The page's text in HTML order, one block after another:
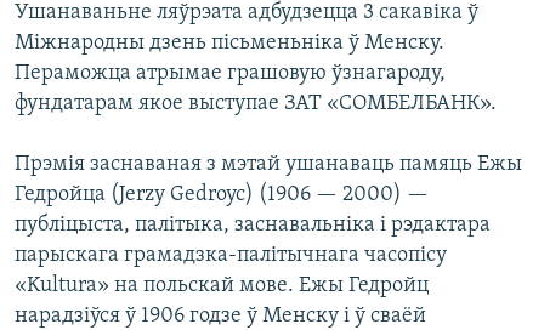
Ушанаваньне ляўрэата адбудзецца 3 сакавіка ў
Міжнародны дзень пісьменьніка ў Менску.
Пераможца атрымае грашовую ўзнагароду,
фундатарам якое выступае ЗАТ «СОМБЕЛБАНК».
Прэмія заснаваная з мэтай ушанаваць памяць Ежы
Гедройца (Jerzy Gedroyc) (1906 — 2000) —
публіцыста, палітыка, заснавальніка і рэдактара
парыскага грамадзка-палітычнага часопісу
«Kultura» на польскай мове. Ежы Гедройц
нарадзіўся ў 1906 годзе ў Менску і ў сваёй